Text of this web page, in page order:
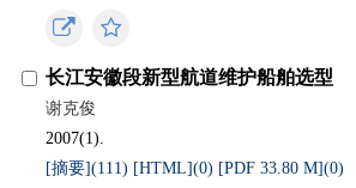
长江安徽段新型航道维护船舶选型
谢克俊
2007(1).
[摘要](111) [HTML](0) [PDF 33.80 M](0)